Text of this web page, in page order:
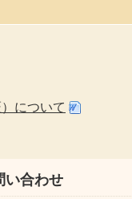
について
い合わせ